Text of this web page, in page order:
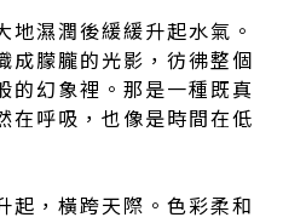
地濕潤後緩緩升起水氣。
成朦朧的光影，彷彿整個
的幻象裡。那是一種既真
在呼吸，也像是時間在低
起，橫跨天際。色彩柔和